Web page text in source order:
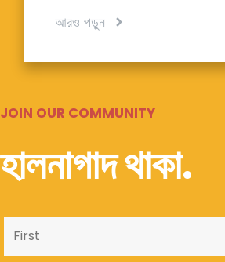
আরও পড়ুন
JOIN OUR COMMUNITY
হালনাগাদ থাকা.